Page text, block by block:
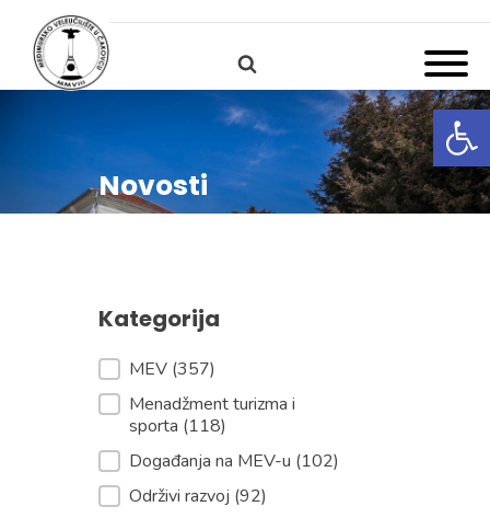
Novosti
Kategorija
Kategorija
MEV (357)
Menadžment turizma i
sporta (118)
Događanja na MEV-u (102)
Održivi razvoj (92)